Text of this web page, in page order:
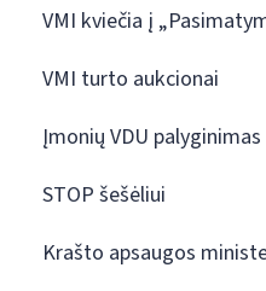
VMI kviečia į
VMI turto aukcionai
Įmonių VDU palyginimas
STOP šešėliui
Krašto apsaugos